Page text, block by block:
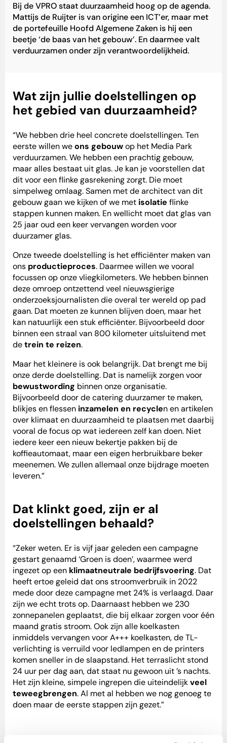
Bij deVPROstaat duurzaamheid hoog op de agenda.
Mattijs de Ruijter is van origine een ICT’er, maar met
de portefeuille Hoofd Algemene Zaken is hij een
beetje ‘de baas van het gebouw’. En daarmee valt
verduurzamen onder zijn verantwoordelijkheid.
Wat zijn jullie doelstellingen op
het gebied van duurzaamheid?
“We hebben drie heel concrete doelstellingen. Ten
eerste willen weons gebouwop het Media Park
verduurzamen. We hebben een prachtig gebouw,
maar alles bestaat uit glas. Je kan je voorstellen dat
dit voor een flinke gasrekening zorgt. Die moet
simpelweg omlaag. Samen met de architect van dit
gebouw gaan we kijken of we met isolatie flinke
stappen kunnen maken. En wellicht moet dat glas van
25 jaar oud een keer vervangen worden voor
duurzamer glas.
Onze tweede doelstelling is het efficiënter maken van
ons productieproces. Daarmee willen we vooral
focussen op onze vliegkilometers. We hebben binnen
deze omroep ontzettend veel nieuwsgierige
onderzoeksjournalisten die overal ter wereld op pad
gaan. Dat moeten ze kunnen blijven doen, maar het
kan natuurlijk een stuk efficiënter. Bijvoorbeeld door
binnen een straal van 800 kilometer uitsluitend met
detrein te reizen.
Maar het kleinere is ook belangrijk. Dat brengt me bij
onze derde doelstelling. Dat is namelijk zorgen voor
bewustwording binnen onze organisatie.
Bijvoorbeeld door de catering duurzamer te maken,
blikjes en flessen inzamelen en recyclen en artikelen
over klimaat en duurzaamheid te plaatsen met daarbij
vooral de focus op wat iedereen zelf kan doen. Niet
iedere keer een nieuw bekertje pakken bij de
koffieautomaat, maar een eigen herbruikbare beker
meenemen. We zullen allemaal onze bijdrage moeten
leveren.”
Dat klinkt goed, zijn er al
doelstellingen behaald?
“Zeker weten. Er is vijf jaar geleden een campagne
gestart genaamd ‘Groen is doen’, waarmee werd
ingezet op een klimaatneutrale bedrijfsvoering. Dat
heeft ertoe geleid dat ons stroomverbruik in 2022
mede door deze campagne met 24% is verlaagd. Daar
zijn we echt trots op. Daarnaast hebben we 230
zonnepanelen geplaatst, die bij elkaar zorgen voor één
maand gratis stroom. Ook zijn alle koelkasten
inmiddels vervangen voor A+++ koelkasten, de TL-
verlichting is verruild voor ledlampen en de printers
komen sneller in de slaapstand. Het terraslicht stond
24 uur per dag aan, dat staat nu gewoon uit ’s nachts.
Het zijn kleine, simpele ingrepen die uiteindelijkveel
teweegbrengen. Al met al hebben we nog genoeg te
doen maar de eerste stappen zijn gezet.”